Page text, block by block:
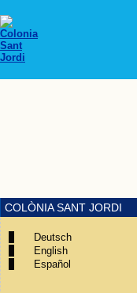
COLÒNIA SANT JORDI
Deutsch
English
Español